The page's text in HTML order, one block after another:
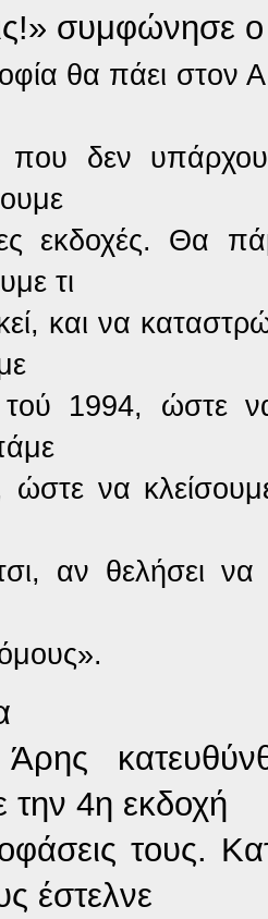
συμφώνησε ο
θα πάει στον
που δεν
εκδοχές. Θα
τι
και να
1994, ώστε
ώστε να
αν θελήσει
την 4η εκδοχή
τους.
έστελνε